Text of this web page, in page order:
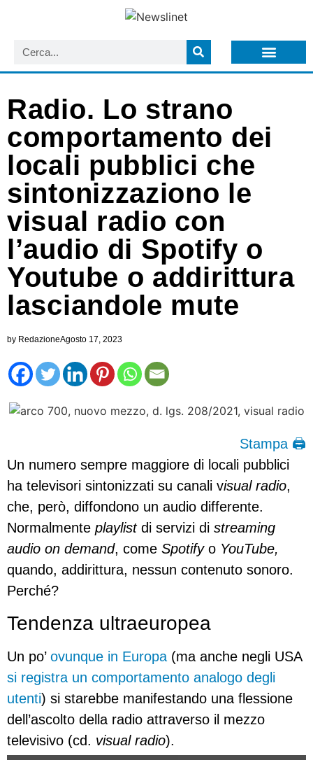
Radio. Lo strano
comportamento dei
locali pubblici che
sintonizzaziono le
visual radio con
l’audio di Spotify o
Youtube o addirittura
lasciandole mute
by RedazioneAgosto 17, 2023
Stampa 🖨
Un numero sempre maggiore di locali pubblici
ha televisori sintonizzati su canali visual radio,
che, però, diffondono un audio differente.
Normalmente playlistdi servizi di streaming
audio on demand, come Spotifyo YouTube,
quando, addirittura, nessun contenuto sonoro.
Perché?
Tendenza ultraeuropea
Un po’ ovunque in Europa (ma anche negli USA
si registra un comportamento analogo degli
utenti) si starebbe manifestando una flessione
dell’ascolto della radio attraverso il mezzo
televisivo (cd. visual radio).